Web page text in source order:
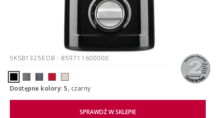
5KSB1325EOB - 859711600000
Dostępne kolory: 5, czarny
SPRAWDŹ W SKLEPIE